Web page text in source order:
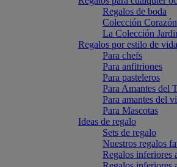
Regalos de boda
Colección Corazón
La Colección
Regalos por estilo de vida
Para chefs
Para anfitriones
Para pasteleros
Para Amantes del
Para amantes del
Para Mascotas
Ideas de regalo
Sets de regalo
Nuestros regalos
Regalos inferiores